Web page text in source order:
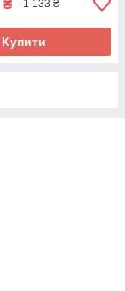
₴ 1 133 ₴
Купити